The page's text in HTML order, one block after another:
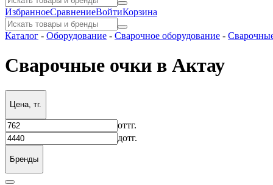
ИзбранноеСравнениеВойтиКорзина
Каталог - Оборудование - Сварочное оборудование -
Сварочные очки в Актау
Цена, тг.
оттг.
дотг.
Бренды